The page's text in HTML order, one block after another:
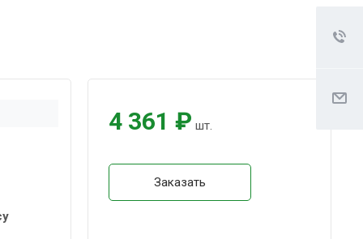
4 361 ₽ шт.
Заказать